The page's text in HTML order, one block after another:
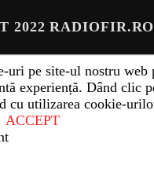
2022 RADIOFIR.RO
uri pe site-ul nostru web
experiență. Dând clic
cu utilizarea cookie-
ACCEPT